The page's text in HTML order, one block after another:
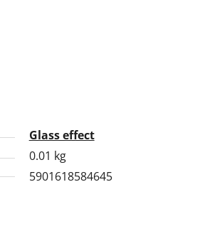
Glass effect
0.01 kg
5901618584645